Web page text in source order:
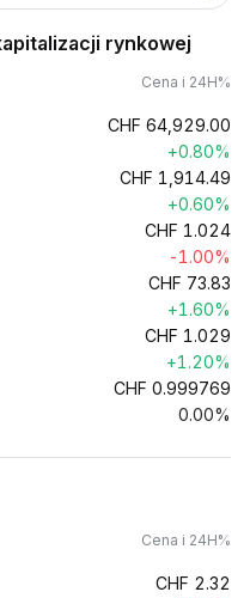
rynkowej
Cena i 24H%
CHF 64,929.00
+0.80%
CHF 1,914.49
+0.60%
CHF 1.024
-1.00%
CHF 73.83
+1.60%
CHF 1.029
+1.20%
CHF 0.999769
0.00%
Cena i 24H%
CHF 2.32